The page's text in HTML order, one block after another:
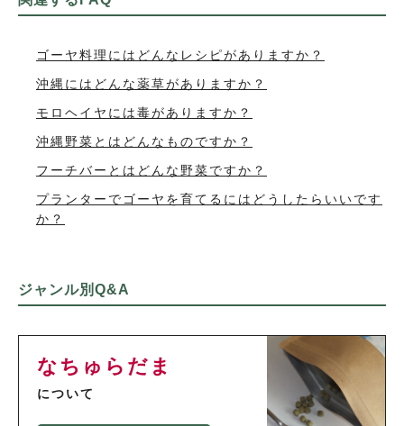
ゴーヤ料理にはどんなレシピがありますか？
沖縄にはどんな薬草がありますか？
モロヘイヤには毒がありますか？
沖縄野菜とはどんなものですか？
フーチバーとはどんな野菜ですか？
プランターでゴーヤを育てるにはどうしたらいいです
か？
ジャンル別Q&A
なちゅらだま
について